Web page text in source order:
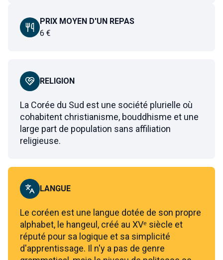
RELIGION
La Corée du Sud est une société plurielle où
cohabitent christianisme, bouddhisme et une
large part de population sans affiliation
religieuse.
PRIX MOYEN D'UN REPAS
6 €
LANGUE
Le coréen est une langue dotée de son propre
alphabet, le hangeul, créé au XVᵉ siècle et
réputé pour sa logique et sa simplicité
d'apprentissage. Il n'y a pas de genre